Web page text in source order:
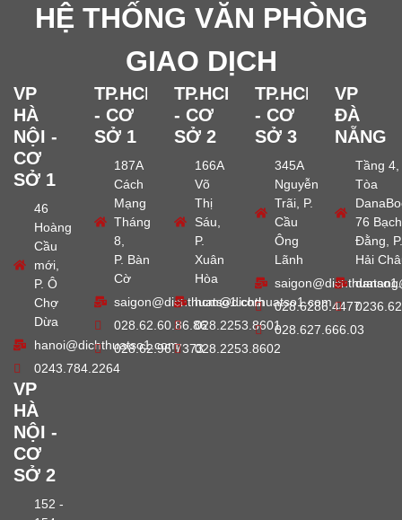
HỆ THỐNG VĂN PHÒNG
GIAO DỊCH
VP
HÀ
NỘI -
CƠ
SỞ 1
46
Hoàng
Cầu
mới,
P. Ô
Chợ
Dừa
hanoi@dichthuatso1.com
0243.784.2264
VP
HÀ
NỘI -
CƠ
SỞ 2
152 -
TP.HCM
- CƠ
SỞ 1
187A
Cách
Mạng
Tháng
8,
P. Bàn
Cờ
saigon@dichthuatso1.com
028.62.60.86.86
028.62.96.7373
TP.HCM
- CƠ
SỞ 2
166A
Võ
Thị
Sáu,
P.
Xuân
Hòa
hcm@dichthuatso1.com
028.2253.8601
028.2253.8602
TP.HCM
- CƠ
SỞ 3
345A
Nguyễn
Trãi, P.
Cầu
Ông
Lãnh
028.6286.4477
028.627.666.03
VP
ĐÀ
NẴNG
Tầng 4,
Tòa
76 Bạch
Đằng, P.
Hải